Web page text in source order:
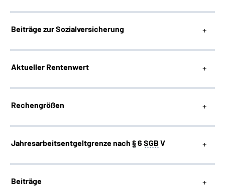
Online-Services
Inhalte in Gebärdensprache (DGS)
Beiträge zur Sozialversicherung
Aktueller Rentenwert
Rechengrößen
Jahresarbeitsentgeltgrenze nach §6 SGB V
Beiträge